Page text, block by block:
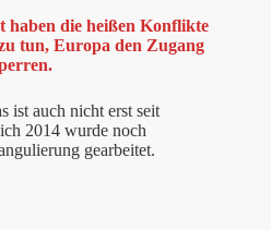
haben die heißen Konflikte
tun, Europa den Zugang
ist auch nicht erst seit
2014 wurde noch
gearbeitet.